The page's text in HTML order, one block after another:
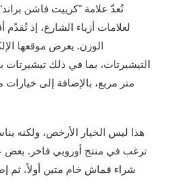
تُعدّ علامة "كرييت فاشن
لعلامات أزياء الشارع، إذ
الوزن. يعرض موقعها
متر مربع، بالإضافة إلى
هذا ليس الخيار الأرخص، ولكنه
ترغب في منتج أوروبي فاخر. بعض
شراء قماش خام متين أولاً، ثم